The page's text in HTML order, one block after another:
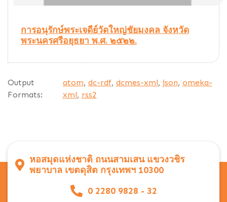
การอนุรักษ์พระเจดีย์วัดใหญ่ชัยมงคล จังหวัด
พระนครศรีอยุธยา พ.ศ. ๒๕๒๒.
Output
Formats:
atom, dc-rdf, dcmes-xml, json, omeka-
xml, rss2
หอสมุดแห่งชาติ ถนนสามเสน แขวงวชิร
พยาบาล เขตดุสิต กรุงเทพฯ 10300
0 2280 9828 - 32